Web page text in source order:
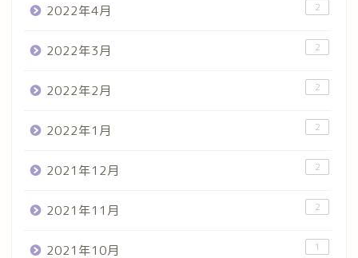
2022年4月 2
2022年3月 2
2022年2月 2
2022年1月 2
2021年12月 2
2021年11月 2
2021年10月 1